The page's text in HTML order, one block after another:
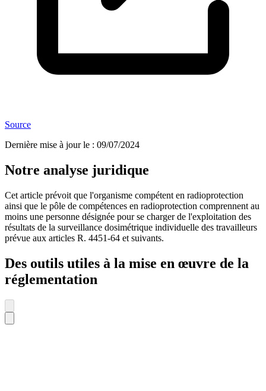
Source
Dernière mise à jour le : 09/07/2024
Notre analyse juridique
Cet article prévoit que l'organisme compétent en radioprotection
ainsi que le pôle de compétences en radioprotection comprennent au
moins une personne désignée pour se charger de l'exploitation des
résultats de la surveillance dosimétrique individuelle des travailleurs
prévue aux articles R. 4451-64 et suivants.
Des outils utiles à la mise en œuvre de la
réglementation